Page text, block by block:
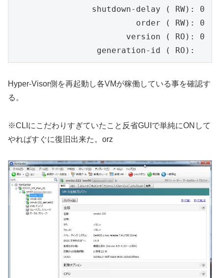
                shutdown-delay ( RW): 0
                         order ( RW): 0
                       version ( RO): 0
                 generation-id ( RO):
Hyper-Visor側を再起動し各VMが稼働している事を確認す
る。
※CLIにこだわりすぎていたこと反省GUIで単純にONして
やればすぐに復旧出来た。orz